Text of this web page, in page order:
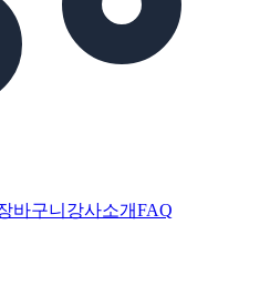
바구니 강사소개FAQ